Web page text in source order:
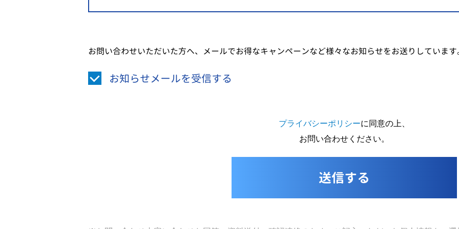
お問い合わせいただいた方へ、メールでお得なキャンペーンなど様々なお知らせをお送りしています
お知らせメールを受信する
プライバシーポリシーに同意の上、
お問い合わせください。